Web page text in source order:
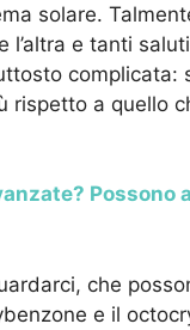
solare.
e tanti
complicata:
rispetto a quello
Possono
che
e il